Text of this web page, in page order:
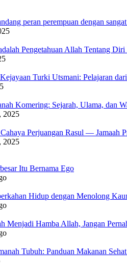
peran perempuan dengan
Pengetahuan Allah Tentang Diri
Turki Utsmani: Pelajaran
Komering: Sejarah, Ulama, dan
2025
Perjuangan Rasul — Jamaah
2025
Itu Bernama Ego
Hidup dengan Menolong
Menjadi Hamba Allah, Jangan
Tubuh: Panduan Makanan